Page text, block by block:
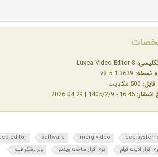
نسخه:
انتشار:
acd
merg video
software
editor
افزار ادیت فیلم
نرم افزار ساخت ویدئو ویرایشگر فیلم